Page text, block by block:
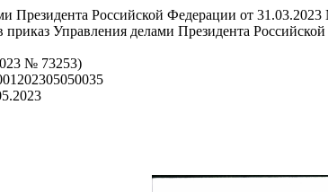
Президента Российской Федерации от
Управления делами Президента
№ 73253)